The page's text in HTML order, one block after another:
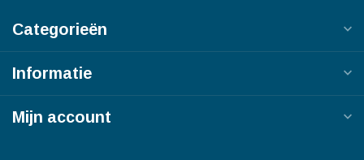
Categorieën
Informatie
Mijn account